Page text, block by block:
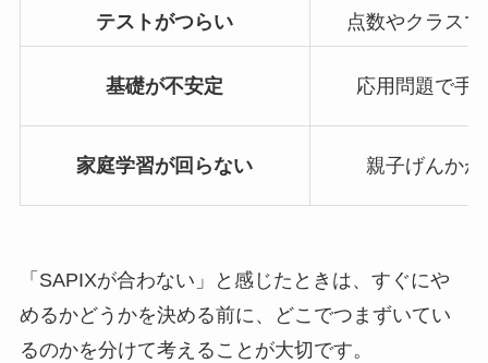
テストがつらい 点数やクラス
基礎が不安定 応用問題で手
家庭学習が回らない 親子げんか
「SAPIXが合わない」と感じたときは、すぐにや
めるかどうかを決める前に、どこでつまずいてい
るのかを分けて考えることが大切です。